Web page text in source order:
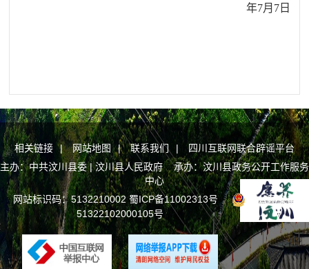
年7月7日
相关链接 | 网站地图 | 联系我们 |
四川互联网联合辟谣平台
主办：中共汶川县委 | 汶川县人民政府 承办：汶川县政务公开工作服务
中心
网站标识码：5132210002蜀ICP备11002313号
川公网安备
51322102000105号